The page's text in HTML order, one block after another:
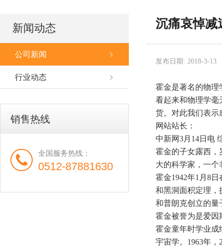
新闻动态
公司新闻
行业动态
销售热线
全国服务热线：
0512-87881630
沉痛哀悼减
发布日期: 2018-3-13
霍金是著名的物理
看起来和物理学毫
货。对此我们表示
网站站长：
中新网3月14日电
霍金的子女露西，
大的科学家，一
霍金1942年1月8
和黑洞面积定理
和普朗克创立的量
霍金被誉为是爱因
霍金童年时学业成
宇宙学。1963年